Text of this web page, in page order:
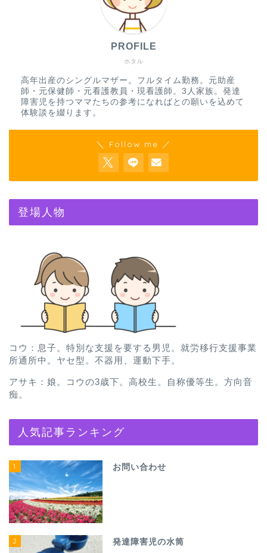
ホタル
PROFILE
高年出産のシングルマザー。フルタイム勤務。元助産
師・元保健師・元看護教員・現看護師。3人家族。発達
障害児を持つママたちの参考になればとの願いを込めて
体験談を綴ります。
＼ Follow me ／
登場人物
コウ：息子。特別な支援を要する男児。就労移行支援事業
所通所中。ヤセ型。不器用、運動下手。
アサキ：娘。コウの3歳下。高校生。自称優等生。方向音
痴。
人気記事ランキング
1 お問い合わせ
2 発達障害児の水筒